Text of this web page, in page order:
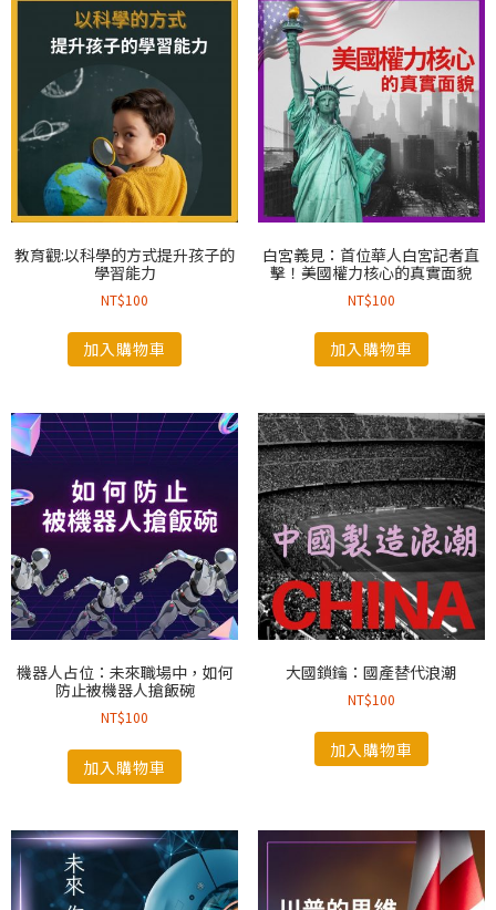
教育觀:以科學的方式提升孩子的
學習能力
NT$100
加入購物車
白宮義見：首位華人白宮記者直
擊！美國權力核心的真實面貌
NT$100
加入購物車
機器人占位：未來職場中，如何
防止被機器人搶飯碗
NT$100
加入購物車
大國鎖鑰：國產替代浪潮
NT$100
加入購物車